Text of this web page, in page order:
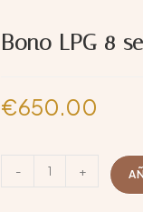
Bono LPG 8
€650.00
- +